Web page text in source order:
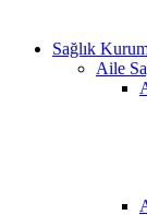
Sağlık
Aile